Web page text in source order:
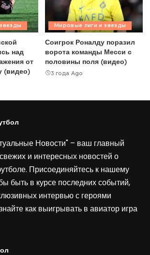
над
от
(видео)
Мировые лиги и звезды
Соигрок Роналду поразил
ворота команды Месси с
половины поля (видео)
3 года Ago
Новости" – ваш главный
и интересных новостей о
Присоединяйтесь к нашему
быть в курсе последних событий,
интервью с героями
как выигрывать в авиатор игра